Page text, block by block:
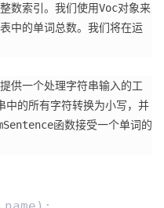
数索引。 我们使用Voc对象来
中的单词总数。 我们将在运
供一个处理字符串输入的工
中的所有字符转换为小写，并
函数接受一个单词的